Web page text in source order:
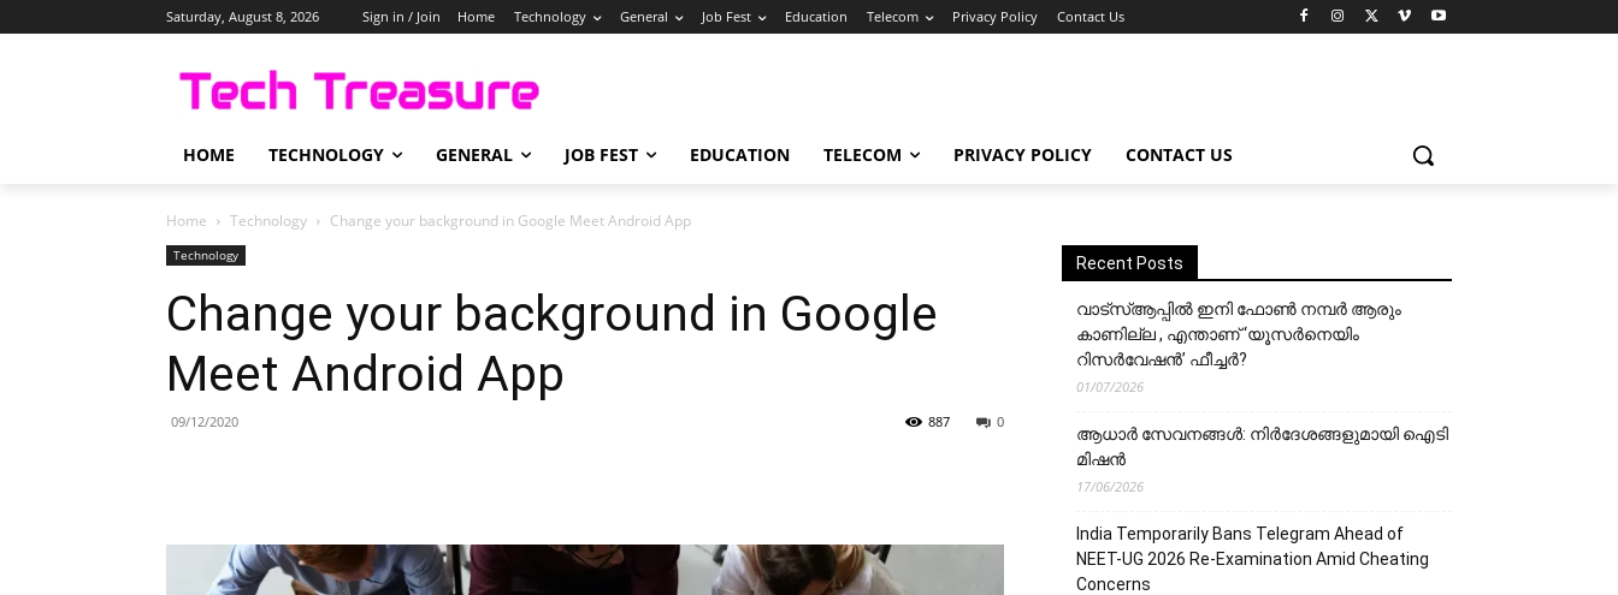
Saturday, August 8, 2026 Sign in / Join Home Technology General Job Fest Education Telecom Privacy Policy Contact Us
HOME TECHNOLOGY GENERAL JOB FEST EDUCATION TELECOM PRIVACY POLICY CONTACT US
Home Technology Change your background in Google Meet Android App
Technology
Change your background in Google
Meet Android App
09/12/2020 0
887
Recent Posts
വാട്‌സ്ആപ്പിൽ ഇനി ഫോൺ നമ്പർ ആരും
കാണില്ല , എന്താണ് ‘യൂസർനെയിം
റിസർവേഷൻ’ ഫീച്ചർ?
01/07/2026
ആധാർ സേവനങ്ങൾ: നിർദേശങ്ങളുമായി ഐടി
മിഷൻ
17/06/2026
India Temporarily Bans Telegram Ahead of
NEET-UG 2026 Re-Examination Amid Cheating
Concerns